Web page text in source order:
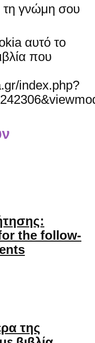
τη γνώμη σου
αυτό το
που
index.php?
the follow-
της